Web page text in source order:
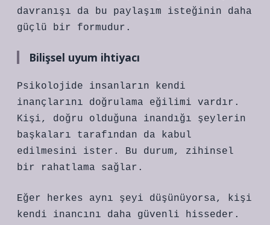
davranışı da bu paylaşım isteğinin daha
güçlü bir formudur.
Bilişsel uyum ihtiyacı
Psikolojide insanların kendi
inançlarını doğrulama eğilimi vardır.
Kişi, doğru olduğuna inandığı şeylerin
başkaları tarafından da kabul
edilmesini ister. Bu durum, zihinsel
bir rahatlama sağlar.
Eğer herkes aynı şeyi düşünüyorsa, kişi
kendi inancını daha güvenli hisseder.